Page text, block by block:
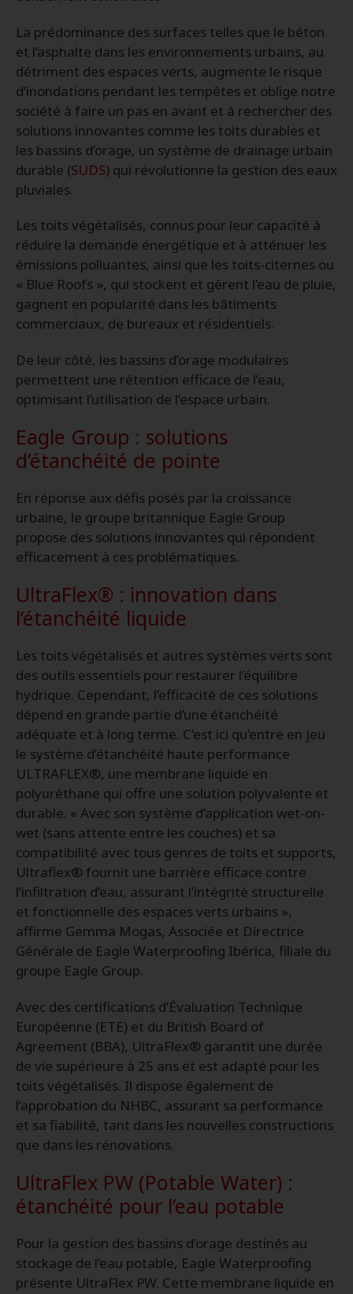
La prédominance des surfaces telles que le béton
et l’asphalte dans les environnements urbains, au
détriment des espaces verts, augmente le risque
d’inondations pendant les tempêtes et oblige notre
société à faire un pas en avant et à rechercher des
solutions innovantes comme les toits durables et
les bassins d’orage, un système de drainage urbain
durable (SUDS) qui révolutionne la gestion des eaux
pluviales.
Les toits végétalisés, connus pour leur capacité à
réduire la demande énergétique et à atténuer les
émissions polluantes, ainsi que les toits-citernes ou
« Blue Roofs », qui stockent et gèrent l’eau de pluie,
gagnent en popularité dans les bâtiments
commerciaux, de bureaux et résidentiels.
De leur côté, les bassins d’orage modulaires
permettent une rétention efficace de l’eau,
optimisant l’utilisation de l’espace urbain.
Eagle Group : solutions
d’étanchéité de pointe
En réponse aux défis posés par la croissance
urbaine, le groupe britannique Eagle Group
propose des solutions innovantes qui répondent
efficacement à ces problématiques.
UltraFlex® : innovation dans
l’étanchéité liquide
Les toits végétalisés et autres systèmes verts sont
des outils essentiels pour restaurer l’équilibre
hydrique. Cependant, l’efficacité de ces solutions
dépend en grande partie d’une étanchéité
adéquate et à long terme. C’est ici qu’entre en jeu
le système d’étanchéité haute performance
ULTRAFLEX®, une membrane liquide en
polyuréthane qui offre une solution polyvalente et
durable. « Avec son système d’application wet-on-
wet (sans attente entre les couches) et sa
compatibilité avec tous genres de toits et supports,
Ultraflex® fournit une barrière efficace contre
l’infiltration d’eau, assurant l’intégrité structurelle
et fonctionnelle des espaces verts urbains »,
affirme Gemma Mogas, Associée et Directrice
Générale de Eagle Waterproofing Ibérica, filiale du
groupe Eagle Group.
Avec des certifications d’Évaluation Technique
Européenne (ETE) et du British Board of
Agreement (BBA), UltraFlex® garantit une durée
de vie supérieure à 25 ans et est adapté pour les
toits végétalisés. Il dispose également de
l’approbation du NHBC, assurant sa performance
et sa fiabilité, tant dans les nouvelles constructions
que dans les rénovations.
UltraFlex PW (Potable Water) :
étanchéité pour l’eau potable
Pour la gestion des bassins d’orage destinés au
stockage de l’eau potable, Eagle Waterproofing
présente UltraFlex PW. Cette membrane liquide en